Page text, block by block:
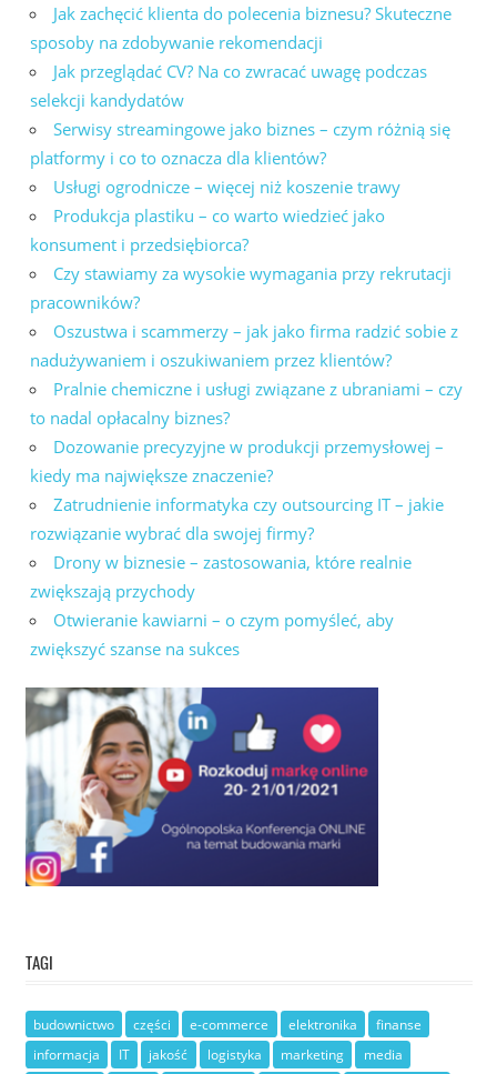
Jak zachęcić klienta do polecenia biznesu? Skuteczne
sposoby na zdobywanie rekomendacji
Jak przeglądać CV? Na co zwracać uwagę podczas
selekcji kandydatów
Serwisy streamingowe jako biznes – czym różnią się
platformy i co to oznacza dla klientów?
Usługi ogrodnicze – więcej niż koszenie trawy
Produkcja plastiku – co warto wiedzieć jako
konsument i przedsiębiorca?
Czy stawiamy za wysokie wymagania przy rekrutacji
pracowników?
Oszustwa i scammerzy – jak jako firma radzić sobie z
nadużywaniem i oszukiwaniem przez klientów?
Pralnie chemiczne i usługi związane z ubraniami – czy
to nadal opłacalny biznes?
Dozowanie precyzyjne w produkcji przemysłowej –
kiedy ma największe znaczenie?
Zatrudnienie informatyka czy outsourcing IT – jakie
rozwiązanie wybrać dla swojej firmy?
Drony w biznesie – zastosowania, które realnie
zwiększają przychody
Otwieranie kawiarni – o czym pomyśleć, aby
zwiększyć szanse na sukces
TAGI
budownictwo części e-commerce elektronika
finanse
informacja
IT jakość logistyka marketing media